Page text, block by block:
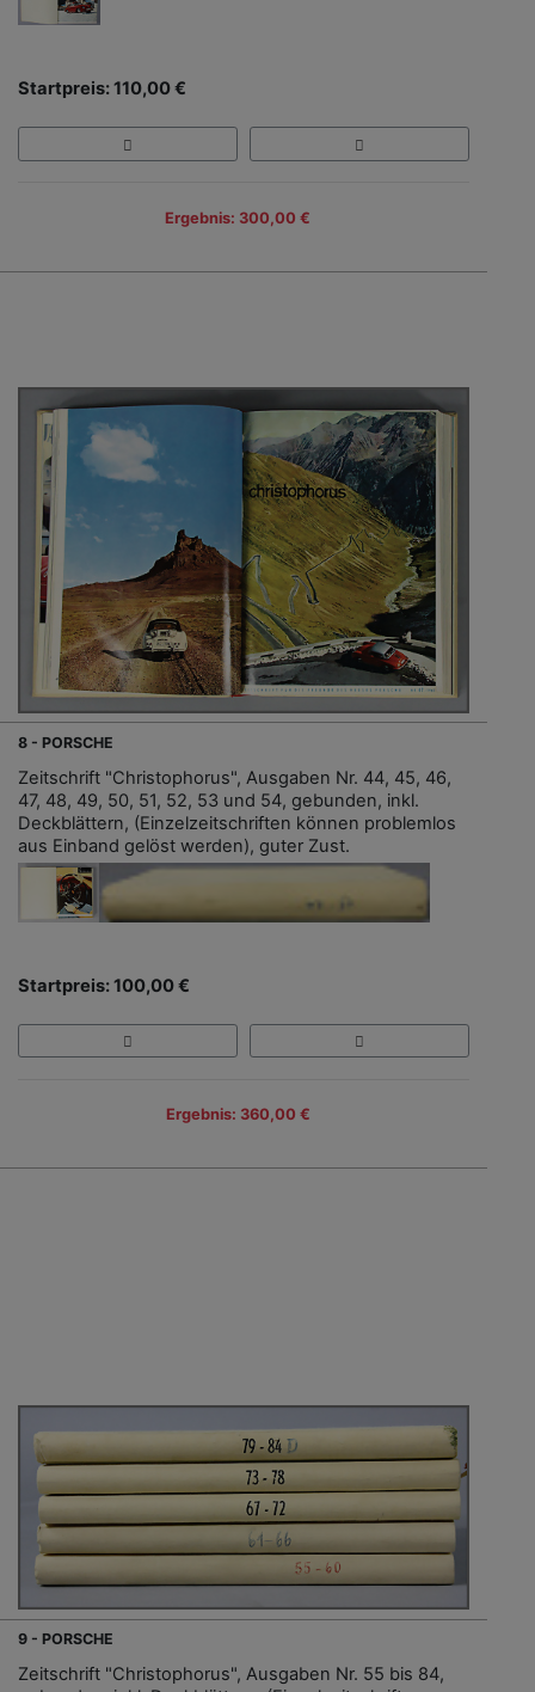
Startpreis: 110,00 €
Ergebnis: 300,00 €
8 - PORSCHE
Zeitschrift "Christophorus", Ausgaben Nr. 44, 45, 46,
47, 48, 49, 50, 51, 52, 53 und 54, gebunden, inkl.
Deckblättern, (Einzelzeitschriften können problemlos
aus Einband gelöst werden), guter Zust.
Startpreis: 100,00 €
Ergebnis: 360,00 €
9 - PORSCHE
Zeitschrift "Christophorus", Ausgaben Nr. 55 bis 84,